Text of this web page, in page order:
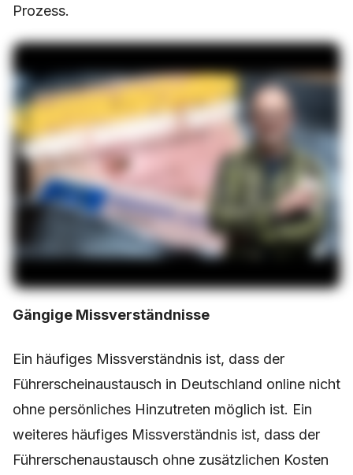
Prozess.
Gängige Missverständnisse
Ein häufiges Missverständnis ist, dass der
Führerscheinaustausch in Deutschland online nicht
ohne persönliches Hinzutreten möglich ist. Ein
weiteres häufiges Missverständnis ist, dass der
Führerschenaustausch ohne zusätzlichen Kosten